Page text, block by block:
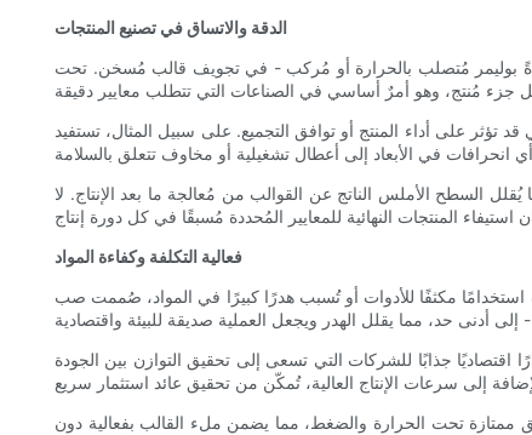
الدقة والاتساق في تصنيع المنتجات
بوليمر مُتصلب بالحرارة أو مُركب - في تجويف قالب مُسخن. تحت
تؤثر على أداء المنتج أو توافق التجميع. على سبيل المثال، تستفيد
السطح الأملس الناتج عن القوالب من مُعالجة ما بعد الإنتاج. لا
فعالية التكلفة وكفاءة المواد
مكثفًا للأدوات أو تُسبب هدرًا كبيرًا في المواد، صُممت صب
جذابًا للشركات التي تسعى إلى تحقيق التوازن بين الجودة
ممتازة تحت الحرارة والضغط، مما يضمن ملء القالب بفعالية دون